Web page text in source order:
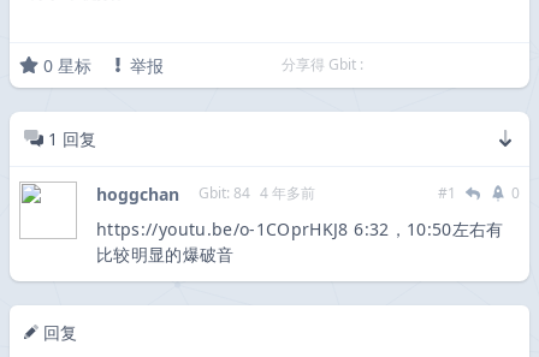
0 星标 举报 分享得 Gbit :
1 回复
hoggchan Gbit: 84 4 年多前 #1 0
https://youtu.be/o-1COprHKJ8 6:32，10:50左右有
比较明显的爆破音
回复